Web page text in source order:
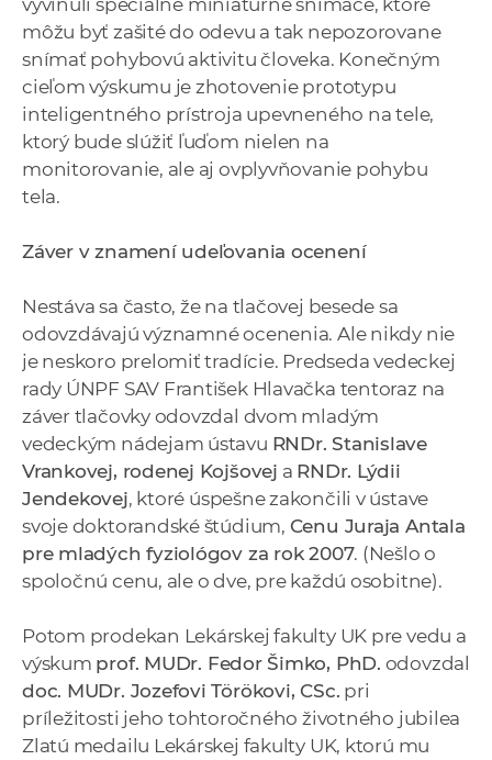
môžu byť zašité do odevu a tak nepozorovane
snímať pohybovú aktivitu človeka. Konečným
cieľom výskumu je zhotovenie prototypu
inteligentného prístroja upevneného na tele,
ktorý bude slúžiť ľuďom nielen na
monitorovanie, ale aj ovplyvňovanie pohybu
tela.
Záver v znamení udeľovania ocenení
Nestáva sa často, že na tlačovej besede sa
odovzdávajú významné ocenenia. Ale nikdy nie
je neskoro prelomiť tradície. Predseda vedeckej
rady ÚNPF SAV František Hlavačka tentoraz na
záver tlačovky odovzdal dvom mladým
vedeckým nádejam ústavu RNDr. Stanislave
Vrankovej, rodenej Kojšovej a RNDr. Lýdii
Jendekovej, ktoré úspešne zakončili v ústave
svoje doktorandské štúdium, Cenu Juraja Antala
pre mladých fyziológov za rok 2007. (Nešlo o
spoločnú cenu, ale o dve, pre každú osobitne).
Potom prodekan Lekárskej fakulty UK pre vedu a
výskum prof. MUDr. Fedor Šimko, PhD. odovzdal
doc. MUDr. Jozefovi Törökovi, CSc. pri
príležitosti jeho tohtoročného životného jubilea
Zlatú medailu Lekárskej fakulty UK, ktorú mu